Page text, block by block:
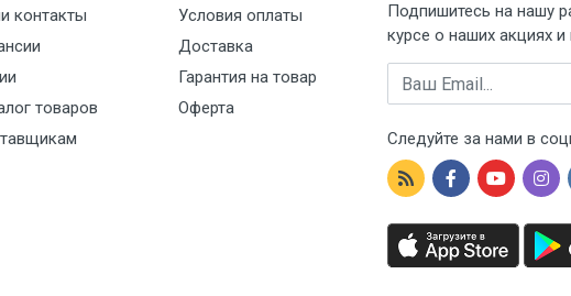
контакты
товаров
Условия оплаты
Доставка
Гарантия на товар
Оферта
Подпишитесь на нашу
курсе о наших акциях и
Email
Следуйте за нами в